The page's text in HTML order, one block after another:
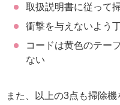
取扱説明書に従って
衝撃を与えないよう
コードは黄色のテー
ない
また、以上の3点も掃除